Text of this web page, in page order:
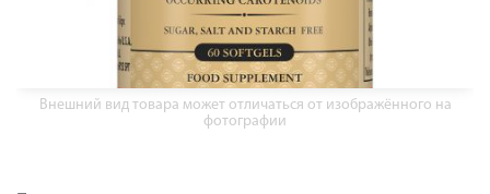
Внешний вид товара может отличаться от изображённого на
фотографии